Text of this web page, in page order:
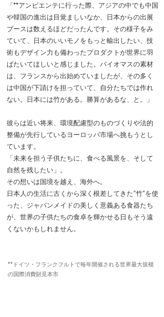
「**アンビエンテに行った際、アジアの中でも中国
や韓国の進出は目覚ましいなか、日本からの出展
ブースは数えるほどだったんです。その様子をみ
ていて、日本のいいモノをもっと輸出したい、技
術もデザイン力も備わったプロダクトが世界に羽
ばたいてほしいと感じました。バイオマスの素材
は、フランスから出始めていましたが、その多く
は中国が下請けを担っていて、自分たちでは作れ
ない。日本には竹がある。勝算があるな、と。」
彼らは近い将来、環境配慮型のものづくりや法的
整備が先行しているヨーロッパ市場へ挑もうとし
ています。
「未来を担う子供たちに、食べる風景を、そして
自然を残したい」。
その想いは国境を越え、海外へ。
日本人の生活に古くから深く根差してきた“竹”を使
った、ジャパンメイドの美しく意義ある食器たち
が、世界の子供たちの食卓を輝かせる日もそう遠
くないかもしれません。
**ドイツ・フランクフルトで毎年開催される世界最大規模
の国際消費財見本市